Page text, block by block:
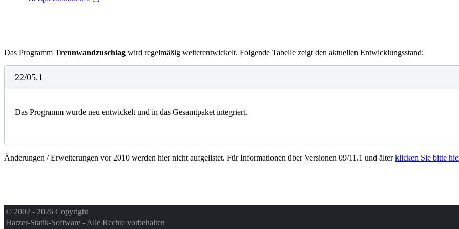
Das Programm Trennwandzuschlag wird regelmäßig weiterentwickelt. Folgende Tabelle zeigt den aktuellen Entwicklungsstand:
22/05.1
Das Programm wurde neu entwickelt und in das Gesamtpaket integriert.
Änderungen / Erweiterungen vor 2010 werden hier nicht aufgelistet. Für Informationen über Versionen 09/11.1 und älterklicken Sie bitte
© 2002 - 2026 Copyright
Harzer-Statik-Software - Alle Rechte vorbehalten